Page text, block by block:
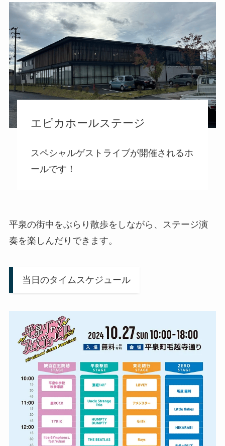
エピカホールステージ
スペシャルゲストライブが開催されるホ
ールです！
平泉の街中をぶらり散歩をしながら、ステージ演
奏を楽しんだりできます。
当日のタイムスケジュール